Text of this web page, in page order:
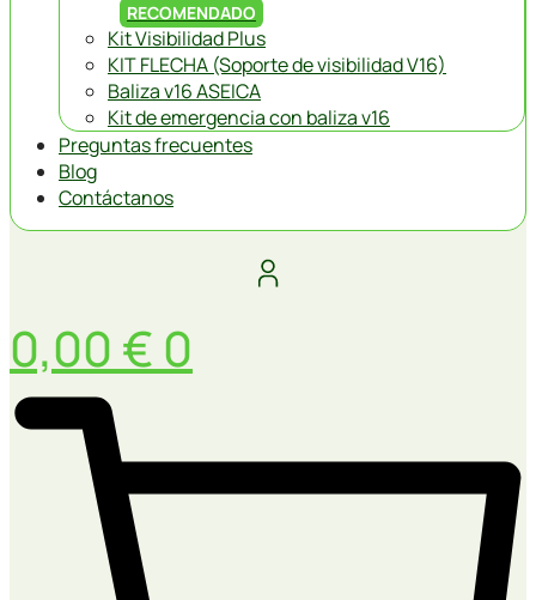
RECOMENDADO
Kit Visibilidad Plus
KIT FLECHA (Soporte de visibilidad V16)
Baliza v16 ASEICA
Kit de emergencia con baliza v16
Preguntas frecuentes
Blog
Contáctanos
0,00 € 0